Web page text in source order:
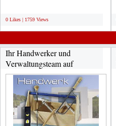
0 Likes | 1759 Views
Ihr Handwerker und
Verwaltungsteam auf
Mallorca...